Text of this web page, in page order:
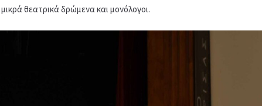
θεατρικά δρώμενα και μονόλογοι.